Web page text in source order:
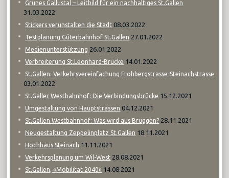
Grünes Gallustal – Leitbild für ein nachhaltiges St.Gallen
31.03.2022
Stickers verunstalten die Stadt 08.03.2022
Testplanung Güterbahnhof St.Gallen 27.01.2022
Medienunterstützung 26.01.2022
Verbreiterung St.Leonhard-Brücke 14.01.2022
St.Gallen: Verkehrsvereinfachung Frohbergstrasse-Steinachstrasse
03.01.2022
St.Galler Westbahnhof: Die Verbindungsbrücke 15.12.2021
Umgestaltung von Hauptstrassen 04.12.2021
St.Gallen Westbahnhof: Was wird aus Bruggen? 28.11.2021
Neugestaltung Zeppelinplatz St.Gallen 18.11.2021
Hochhaus Steinach 11.11.2021
Verkehrsplanung um Wil-West 28.08.2021
St.Gallen, «Mobilität 2040» 14.08.2021